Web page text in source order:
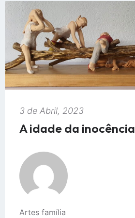
3 de Abril, 2023
A idade da inocência
Artes família